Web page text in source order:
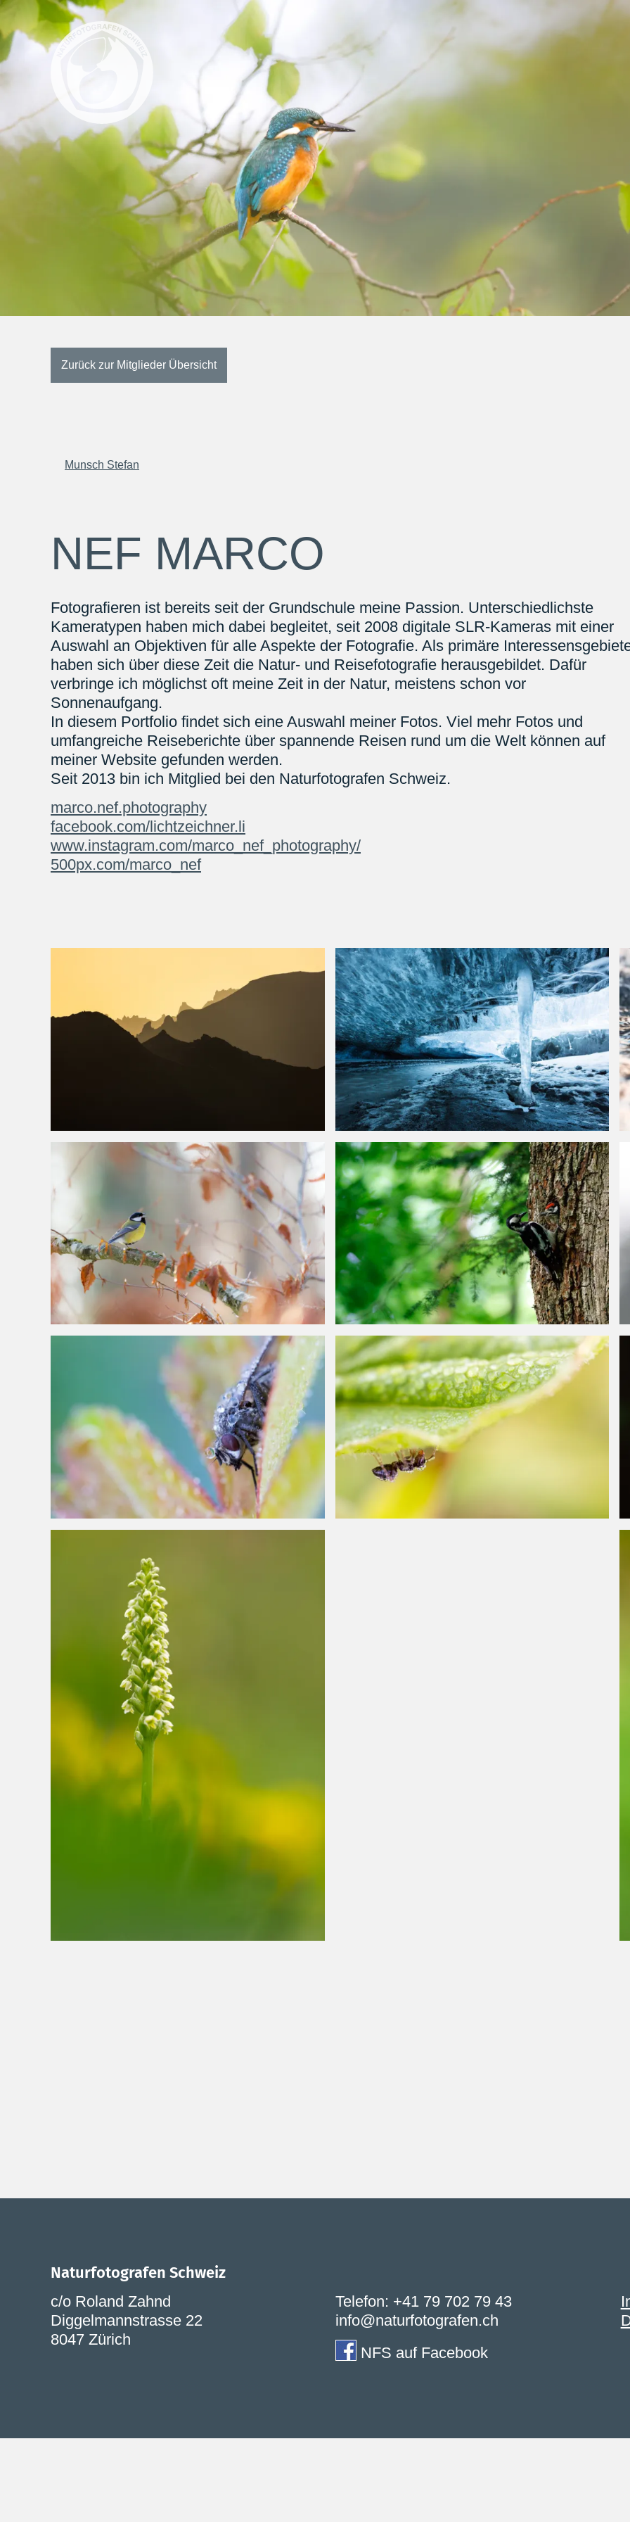
Zurück zur Mitglieder Übersicht
Munsch Stefan
NEF MARCO
Fotografieren ist bereits seit der Grundschule meine Passion. Unterschiedlichste
Kameratypen haben mich dabei begleitet, seit 2008 digitale SLR-Kameras mit einer
Auswahl an Objektiven für alle Aspekte der Fotografie. Als primäre
haben sich über diese Zeit die Natur- und Reisefotografie herausgebildet. Dafür
verbringe ich möglichst oft meine Zeit in der Natur, meistens schon vor
Sonnenaufgang.
In diesem Portfolio findet sich eine Auswahl meiner Fotos. Viel mehr Fotos und
umfangreiche Reiseberichte über spannende Reisen rund um die Welt können auf
meiner Website gefunden werden.
Seit 2013 bin ich Mitglied bei den Naturfotografen Schweiz.
marco.nef.photography
facebook.com/lichtzeichner.li
www.instagram.com/marco_nef_photography/
500px.com/marco_nef
Naturfotografen Schweiz
c/o Roland Zahnd
Diggelmannstrasse 22
8047 Zürich
Telefon: +41 79 702 79 43
info@naturfotografen.ch
NFS auf Facebook